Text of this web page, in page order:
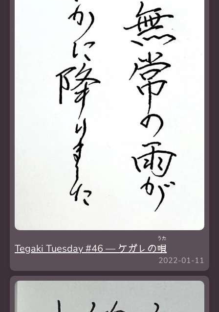
Tegaki Tuesday #46 — ケガレの唄
うた
2022-01-11